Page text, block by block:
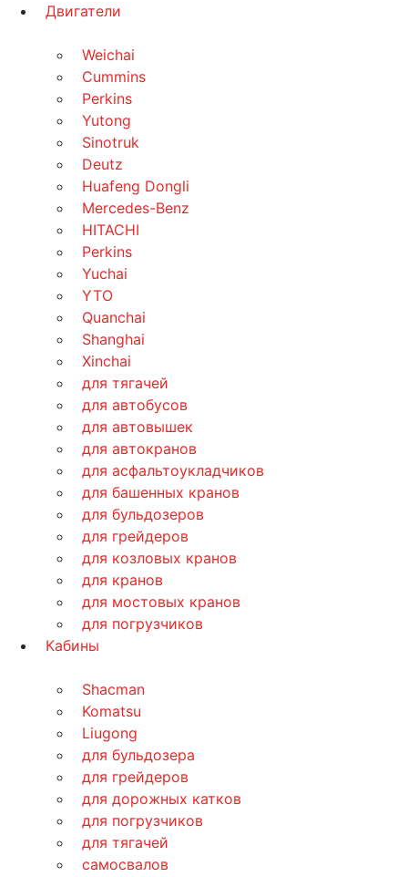
Двигатели
Weichai
Cummins
Perkins
Yutong
Sinotruk
Deutz
Huafeng Dongli
Mercedes-Benz
HITACHI
Perkins
Yuchai
YTO
Quanchai
Shanghai
Xinchai
для тягачей
для автобусов
для автовышек
для автокранов
для асфальтоукладчиков
для башенных кранов
для бульдозеров
для грейдеров
для козловых кранов
для кранов
для мостовых кранов
для погрузчиков
Кабины
Shacman
Komatsu
Liugong
для бульдозера
для грейдеров
для дорожных катков
для погрузчиков
для тягачей
самосвалов